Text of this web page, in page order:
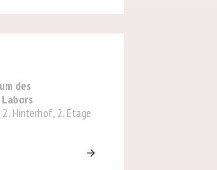
des
Hinterhof, 2. Etage
arrow_forward